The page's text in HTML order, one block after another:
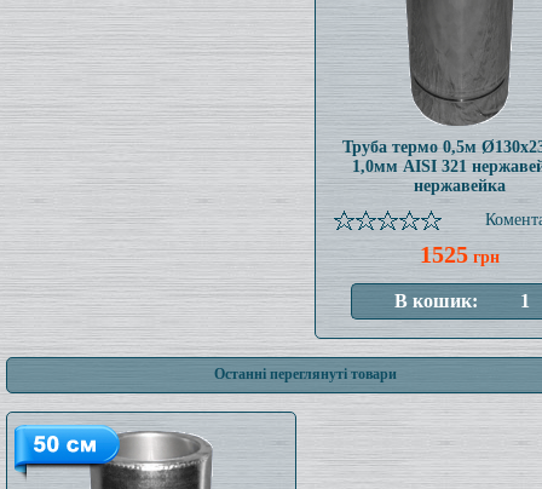
Труба термо 0,5м
1,0мм AISI 321
нержавейка
1525 грн
Останні переглянуті товари